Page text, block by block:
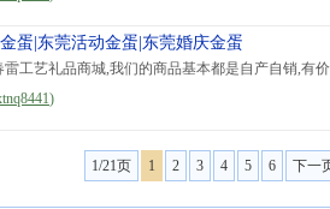
蛋|东莞活动金蛋|东莞婚庆金蛋
雷工艺礼品商城,我们的商品基本都是自产自销,有
)
1/21页 1 2 3 4 5 6 下一